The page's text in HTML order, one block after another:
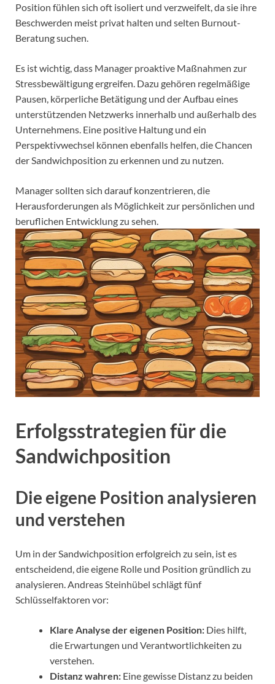
Position fühlen sich oft isoliert und verzweifelt, da sie ihre
Beschwerden meist privat halten und selten Burnout-
Beratung suchen.
Es ist wichtig, dass Manager proaktive Maßnahmen zur
Stressbewältigung ergreifen. Dazu gehören regelmäßige
Pausen, körperliche Betätigung und der Aufbau eines
unterstützenden Netzwerks innerhalb und außerhalb des
Unternehmens. Eine positive Haltung und ein
Perspektivwechsel können ebenfalls helfen, die Chancen
der Sandwichposition zu erkennen und zu nutzen.
Manager sollten sich darauf konzentrieren, die
Herausforderungen als Möglichkeit zur persönlichen und
beruflichen Entwicklung zu sehen.
Erfolgsstrategien für die
Sandwichposition
Die eigene Position analysieren
und verstehen
Um in der Sandwichposition erfolgreich zu sein, ist es
entscheidend, die eigene Rolle und Position gründlich zu
analysieren. Andreas Steinhübel schlägt fünf
Schlüsselfaktoren vor:
Klare Analyse der eigenen Position: Dies hilft,
die Erwartungen und Verantwortlichkeiten zu
verstehen.
Distanz wahren: Eine gewisse Distanz zu beiden